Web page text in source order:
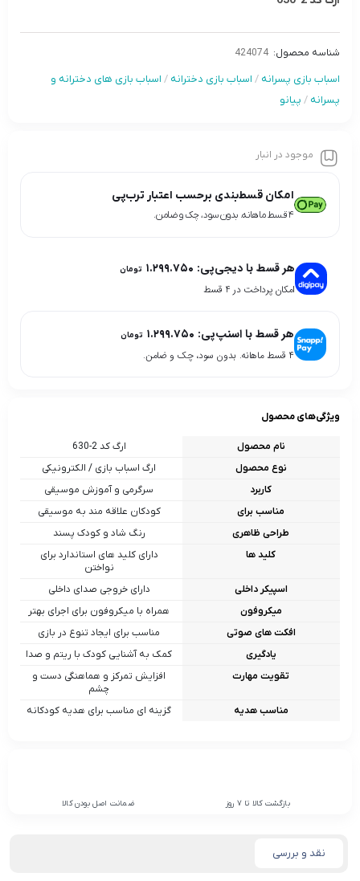
شناسه محصول: 424074
اسباب بازی پسرانه / اسباب بازی دخترانه / اسباب بازی های دخترانه و
پسرانه / پیانو
موجود در انبار
امکان قسط‌بندی برحسب اعتبار ترب‌پی
۴ قسط ماهانه. بدون سود، چک و ضامن.
هر قسط با دیجی‌پی: ۱.۲۹۹.۷۵۰ تومان
امکان پرداخت در 4 قسط
هر قسط با اسنپ‌پی: ۱.۲۹۹.۷۵۰ تومان
۴ قسط ماهانه. بدون سود، چک و ضامن.
ویژگی‌های محصول
نام محصول
ارگ کد 2-630
نوع محصول
ارگ اسباب‌ بازی / الکترونیکی
کاربرد
سرگرمی و آموزش موسیقی
مناسب برای
کودکان علاقه‌ مند به موسیقی
طراحی ظاهری
رنگ شاد و کودک‌ پسند
کلید ها
دارای کلید های استاندارد برای
نواختن
اسپیکر داخلی
دارای خروجی صدای داخلی
میکروفون
همراه با میکروفون برای اجرای بهتر
افکت های صوتی
مناسب برای ایجاد تنوع در بازی
یادگیری
کمک به آشنایی کودک با ریتم و صدا
تقویت مهارت
افزایش تمرکز و هماهنگی دست و
چشم
مناسب هدیه
گزینه‌ ای مناسب برای هدیه کودکانه
بازگشت کالا تا 7 روز ضمانت اصل بودن کالا
نقد و بررسی